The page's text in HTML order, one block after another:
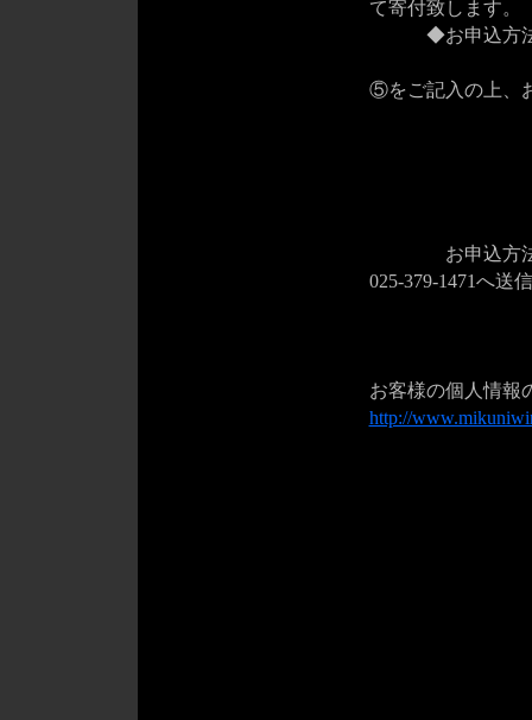
て寄付致します。
◆お申込方
⑤をご記入の上、
お申込方法②：
025-379-1471へ送
お客様の個人情報
http://